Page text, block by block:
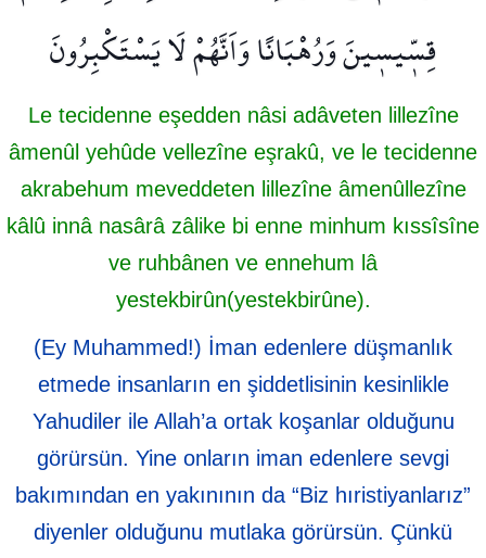
قِسّ۪يس۪ينَ وَرُهْبَانًا وَاَنَّهُمْ لَا يَسْتَكْبِرُونَ
Le tecidenne eşedden nâsi adâveten lillezîne
âmenûl yehûde vellezîne eşrakû, ve le tecidenne
akrabehum meveddeten lillezîne âmenûllezîne
kâlû innâ nasârâ zâlike bi enne minhum kıssîsîne
ve ruhbânen ve ennehum lâ
yestekbirûn(yestekbirûne).
(Ey Muhammed!) İman edenlere düşmanlık
etmede insanların en şiddetlisinin kesinlikle
Yahudiler ile Allah’a ortak koşanlar olduğunu
görürsün. Yine onların iman edenlere sevgi
bakımından en yakınının da “Biz hıristiyanlarız”
diyenler olduğunu mutlaka görürsün. Çünkü